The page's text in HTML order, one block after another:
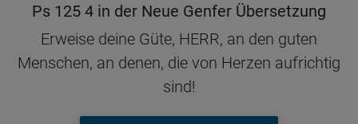
Ps 125 4 in der Neue Genfer Übersetzung
Erweise deine Güte, HERR, an den guten
Menschen, an denen, die von Herzen aufrichtig
sind!